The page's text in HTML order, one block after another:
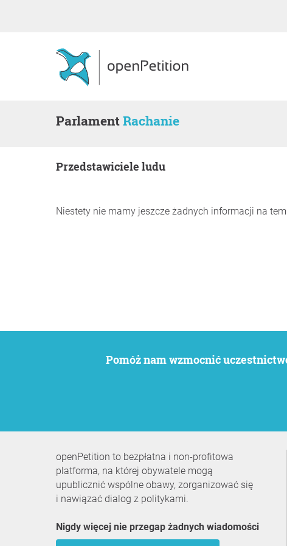
ParlamentRachanie
Przedstawiciele ludu
Niestety nie mamy jeszcze żadnych informacji na
Pomóż nam wzmocnić
openPetition to bezpłatna i non-profitowa
platforma, na której obywatele mogą
upublicznić wspólne obawy, zorganizować się
i nawiązać dialog z politykami.
Nigdy więcej nie przegap żadnych wiadomości